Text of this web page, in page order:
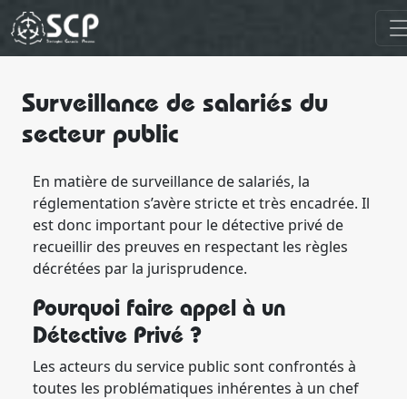
Surveillance de salariés du
secteur public
En matière de surveillance de salariés, la
réglementation s’avère stricte et très encadrée. Il
est donc important pour le détective privé de
recueillir des preuves en respectant les règles
décrétées par la jurisprudence.
Pourquoi faire appel à un
Détective Privé ?
Les acteurs du service public sont confrontés à
toutes les problématiques inhérentes à un chef